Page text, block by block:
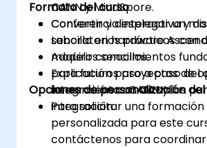
CANN y MindSpore.
Convertir y desplegar un
sencillo en hardware
Adquirir conocimientos
para futuros proyectos de
integración con CANN.
Formato del curso
Conferencia interactiva y
Laboratorios prácticos con
modelos sencillos.
Explicación paso a paso del
herramientas CANN y los
integración.
Opciones de personalización
Para solicitar una formación
personalizada para este
contáctenos para coordinar